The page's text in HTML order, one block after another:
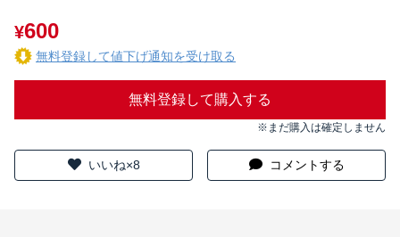
¥600
無料登録して値下げ通知を受け取る
無料登録して購入する
※まだ購入は確定しません
いいね×8 コメントする